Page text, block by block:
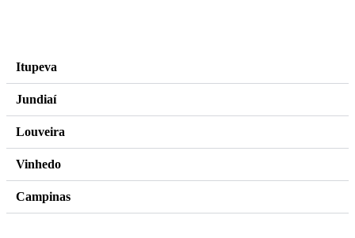
Itupeva
Jundiaí
Louveira
Vinhedo
Campinas